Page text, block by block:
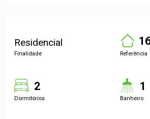
Residencial
Finalidade Referência
2
Dormitórios
1
Banheiro